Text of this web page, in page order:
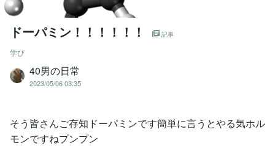
ドーパミン！！！！！！ 記事
学び
40男の日常
2023/05/06 03:35
そう皆さんご存知ドーパミンです︎簡単に言うとやる気ホル
モンですねプンプン